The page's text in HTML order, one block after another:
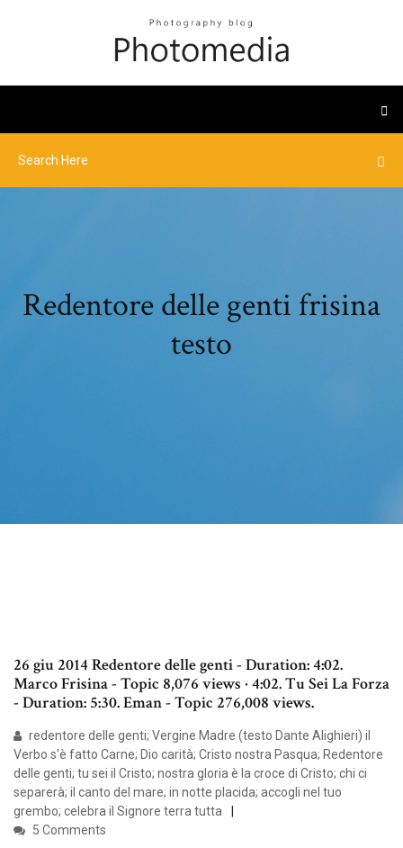
Redentore delle genti frisina
testo
26 giu 2014 Redentore delle genti - Duration: 4:02.
Marco Frisina - Topic 8,076 views · 4:02. Tu Sei La Forza
- Duration: 5:30. Eman - Topic 276,008 views.
redentore delle genti; Vergine Madre (testo Dante Alighieri) il
Verbo s'è fatto Carne; Dio carità; Cristo nostra Pasqua; Redentore
delle genti; tu sei il Cristo; nostra gloria è la croce di Cristo; chi ci
separerà; il canto del mare; in notte placida; accogli nel tuo
grembo; celebra il Signore terra tutta
5 Comments